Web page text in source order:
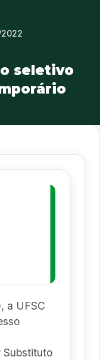
2022
seletivo
a UFSC
Substituto